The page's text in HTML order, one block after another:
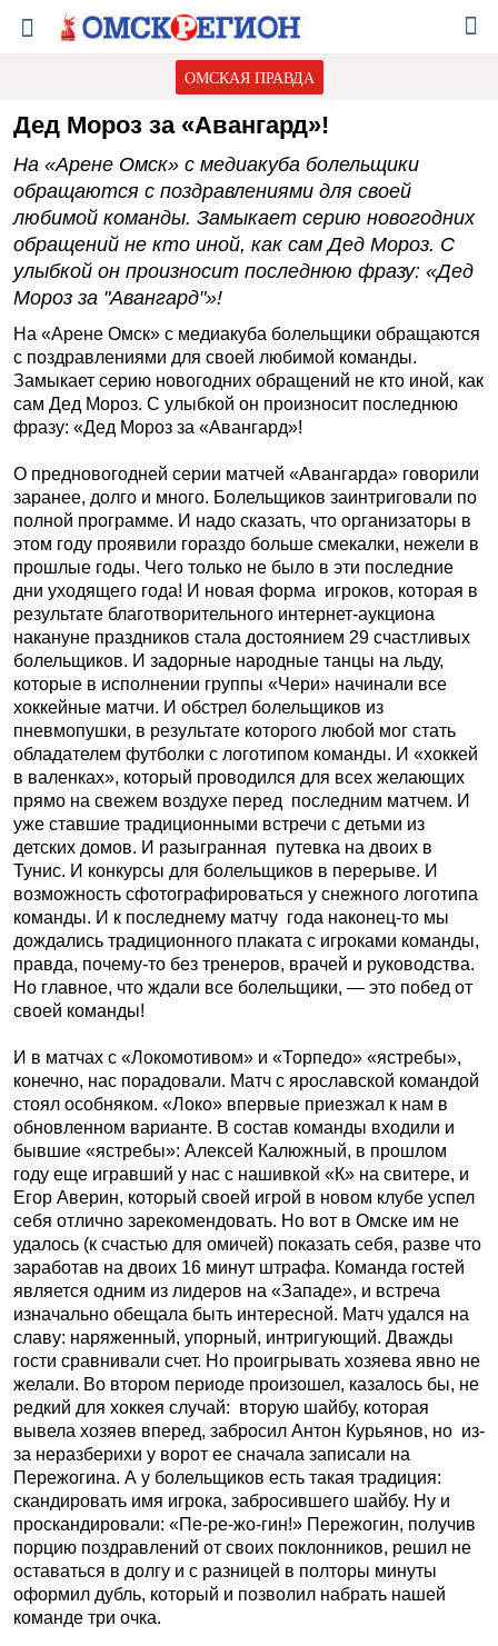
ОМСКАЯ ПРАВДА
Дед Мороз за «Авангард»!
На «Арене Омск» с медиакуба болельщики
обращаются с поздравлениями для своей
любимой команды. Замыкает серию новогодних
обращений не кто иной, как сам Дед Мороз. С
улыбкой он произносит последнюю фразу: «Дед
Мороз за "Авангард"»!
На «Арене Омск» с медиакуба болельщики обращаются
с поздравлениями для своей любимой команды.
Замыкает серию новогодних обращений не кто иной, как
сам Дед Мороз. С улыбкой он произносит последнюю
фразу: «Дед Мороз за «Авангард»!
О предновогодней серии матчей «Авангарда» говорили
заранее, долго и много. Болельщиков заинтриговали по
полной программе. И надо сказать, что организаторы в
этом году проявили гораздо больше смекалки, нежели в
прошлые годы. Чего только не было в эти последние
дни уходящего года! И новая форма игроков, которая в
результате благотворительного интернет-аукциона
накануне праздников стала достоянием 29 счастливых
болельщиков. И задорные народные танцы на льду,
которые в исполнении группы «Чери» начинали все
хоккейные матчи. И обстрел болельщиков из
пневмопушки, в результате которого любой мог стать
обладателем футболки с логотипом команды. И «хоккей
в валенках», который проводился для всех желающих
прямо на свежем воздухе перед последним матчем. И
уже ставшие традиционными встречи с детьми из
детских домов. И разыгранная путевка на двоих в
Тунис. И конкурсы для болельщиков в перерыве. И
возможность сфотографироваться у снежного логотипа
команды. И к последнему матчу года наконец-то мы
дождались традиционного плаката с игроками команды,
правда, почему-то без тренеров, врачей и руководства.
Но главное, что ждали все болельщики, — это побед от
своей команды!
И в матчах с «Локомотивом» и «Торпедо» «ястребы»,
конечно, нас порадовали. Матч с ярославской командой
стоял особняком. «Локо» впервые приезжал к нам в
обновленном варианте. В состав команды входили и
бывшие «ястребы»: Алексей Калюжный, в прошлом
году еще игравший у нас с нашивкой «К» на свитере, и
Егор Аверин, который своей игрой в новом клубе успел
себя отлично зарекомендовать. Но вот в Омске им не
удалось (к счастью для омичей) показать себя, разве что
заработав на двоих 16 минут штрафа. Команда гостей
является одним из лидеров на «Западе», и встреча
изначально обещала быть интересной. Матч удался на
славу: наряженный, упорный, интригующий. Дважды
гости сравнивали счет. Но проигрывать хозяева явно не
желали. Во втором периоде произошел, казалось бы, не
редкий для хоккея случай: вторую шайбу, которая
вывела хозяев вперед, забросил Антон Курьянов, но из-
за неразберихи у ворот ее сначала записали на
Пережогина. А у болельщиков есть такая традиция:
скандировать имя игрока, забросившего шайбу. Ну и
проскандировали: «Пе-ре-жо-гин!» Пережогин, получив
порцию поздравлений от своих поклонников, решил не
оставаться в долгу и с разницей в полторы минуты
оформил дубль, который и позволил набрать нашей
команде три очка.